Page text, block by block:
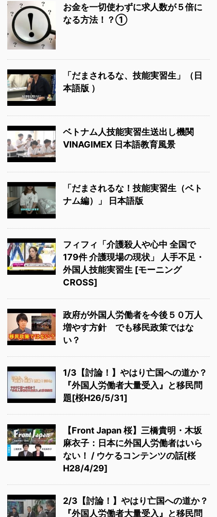
お金を一切使わずに求人数が５倍に
なる方法！？①
「だまされるな、技能実習生」（日
本語版 ）
ベトナム人技能実習生送出し機関
VINAGIMEX 日本語教育風景
「だまされるな！技能実習生（ベト
ナム編）」 日本語版
フィフィ「介護殺人や心中 全国で
179件 介護現場の現状」 人手不足・
外国人技能実習生 [モーニング
CROSS]
政府が外国人労働者を今後５０万人
増やす方針 でも移民政策ではな
い？
1/3【討論！】やはり亡国への道か？
『外国人労働者大量受入』と移民問
題[桜H26/5/31]
【Front Japan 桜】三橋貴明・木坂
麻衣子：日本に外国人労働者はいら
ない！ / ウケるコンテンツの話[桜
H28/4/29]
2/3【討論！】やはり亡国への道か？
『外国人労働者大量受入』と移民問